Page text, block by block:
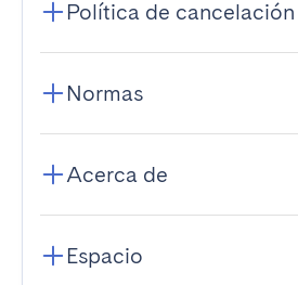
Política de cancelación
Normas
Acerca de
Espacio